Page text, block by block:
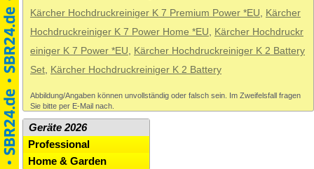
Kärcher Hochdruckreiniger K 7 Premium Power *EU
Kärcher
Hochdruckreiniger K 7 Power Home *EU
Kärcher Hochdruckr
einiger K 7 Power *EU
Kärcher Hochdruckreiniger K 2 Battery
Set Kärcher Hochdruckreiniger K 2 Battery
Abbildung/Angaben können unvollständig oder falsch sein. Im Zweifelsfall fragen
Sie bitte per E-Mail nach.
Geräte 2026
Professional
Home & Garden